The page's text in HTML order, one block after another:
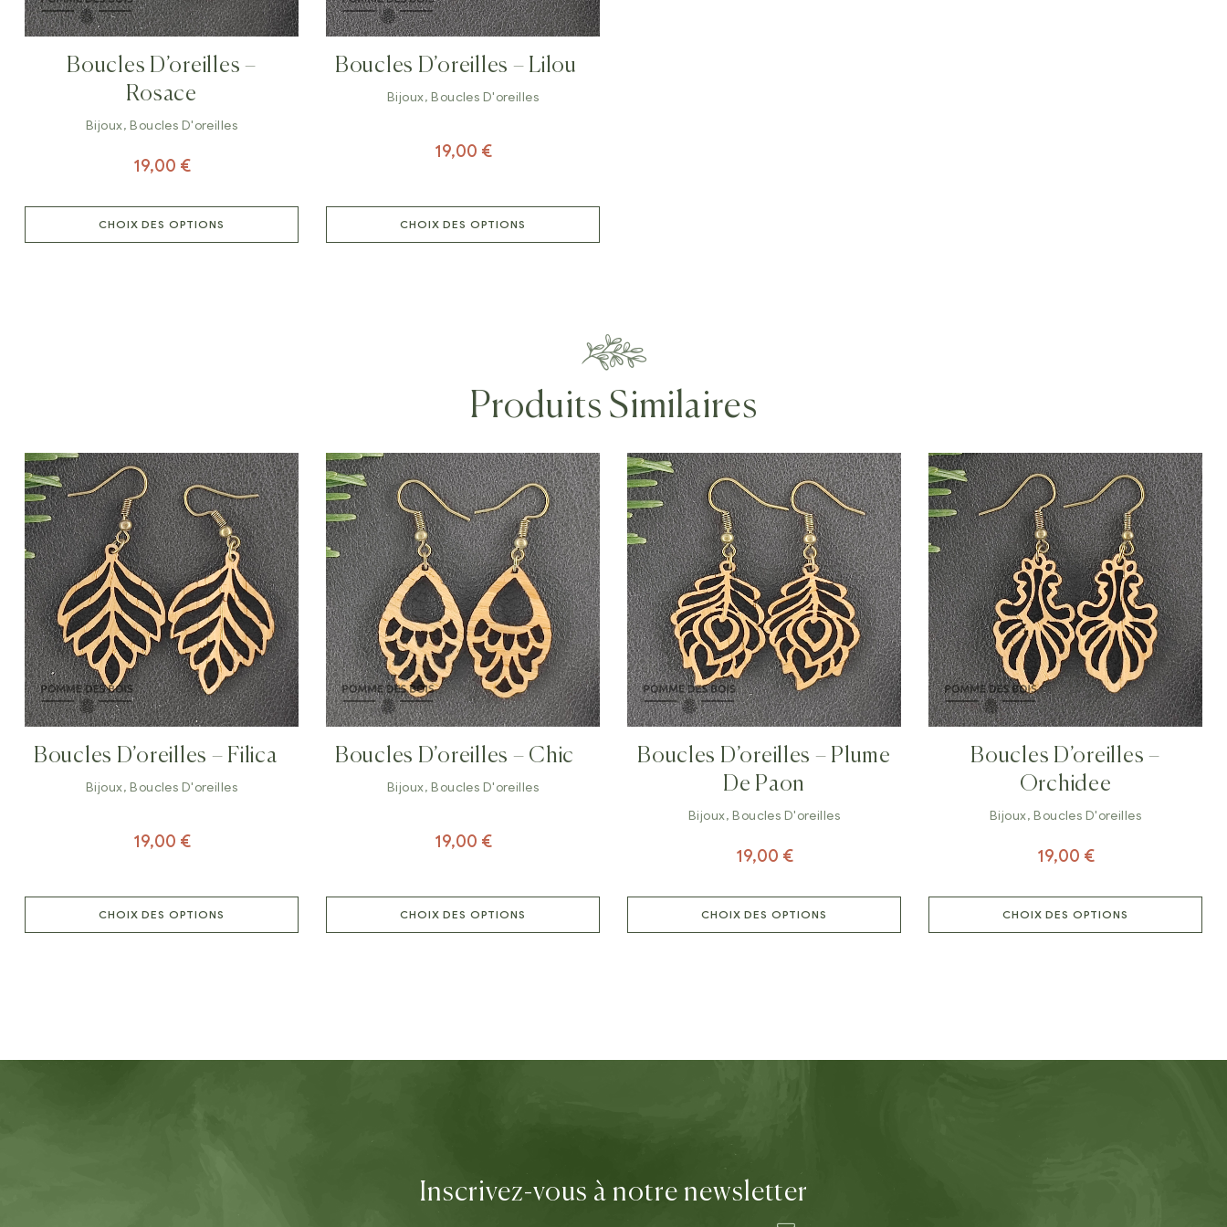
Boucles D’oreilles –
Rosace
Bijoux,Boucles D'oreilles
19,00 €
CHOIX DES OPTIONS
Boucles D’oreilles – Lilou
Bijoux,Boucles D'oreilles
19,00 €
CHOIX DES OPTIONS
Produits Similaires
Boucles D’oreilles – Filica
Bijoux,Boucles D'oreilles
19,00 €
CHOIX DES OPTIONS
Boucles D’oreilles – Chic
Bijoux,Boucles D'oreilles
19,00 €
CHOIX DES OPTIONS
Boucles D’oreilles – Plume
De Paon
Bijoux,Boucles D'oreilles
19,00 €
CHOIX DES OPTIONS
Boucles D’oreilles –
Orchidee
Bijoux,Boucles D'oreilles
19,00 €
CHOIX DES OPTIONS
Inscrivez-vous à notre newsletter